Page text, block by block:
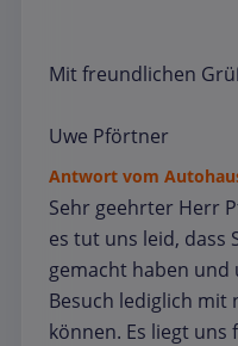
Mit freundlichen
Uwe Pförtner
Antwort vom
Sehr geehrter Herr
es tut uns leid, dass
gemacht haben
Besuch lediglich mit
können. Es liegt uns